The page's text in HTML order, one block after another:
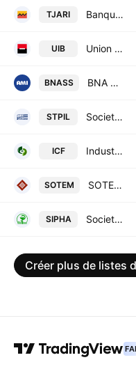
TJARI Banque Attijari de Tunisie SA
UIB Union Internationale de Banques
BNASS BNA Assurances
STPIL Societe de Transport des Hydrocarbures par Pipelines SA
ICF Industries Chimiques du Fluor
SOTEM SOTEMAIL SA
SIPHA Societe des Industries Pharmaceutiques de Tunisie SA
Créer plus de listes